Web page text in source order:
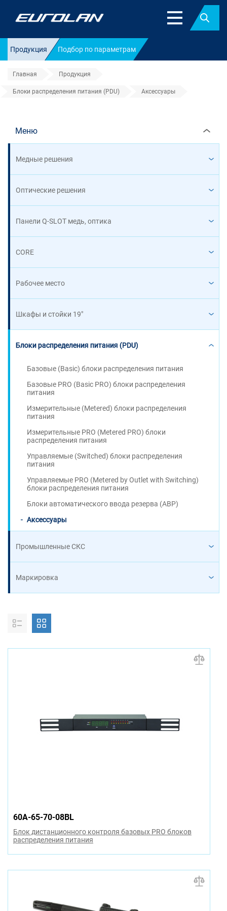
Найти
Продукция Подбор по параметрам
Главная Продукция
Блоки распределения питания (PDU) Аксессуары
Аксессуары
Меню
Медные решения
Оптические решения
Панели Q-SLOT медь, оптика
CORE
Рабочее место
Шкафы и стойки 19"
Блоки распределения питания (PDU)
Базовые (Basic) блоки распределения питания
Базовые PRO (Basic PRO) блоки распределения
питания
Измерительные (Metered) блоки распределения
питания
Измерительные PRO (Metered PRO) блоки
распределения питания
Управляемые (Switched) блоки распределения
питания
Управляемые PRO (Metered by Outlet with Switching)
блоки распределения питания
Блоки автоматического ввода резерва (АВР)
Аксессуары
Промышленные СКС
Маркировка
60A-65-70-08BL
Блок дистанционного контроля базовых PRO блоков
распределения питания